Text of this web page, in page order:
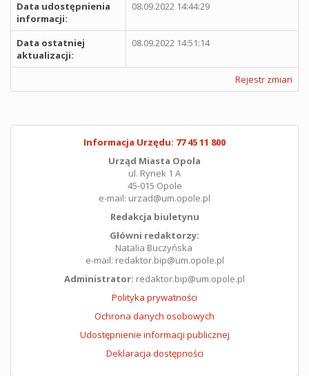
Data udostępnienia
informacji:
08.09.2022 14:44:29
Data ostatniej
aktualizacji:
08.09.2022 14:51:14
Rejestr zmian
Informacja Urzędu: 77 45 11 800
Urząd Miasta Opola
ul. Rynek 1 A
45-015 Opole
e-mail: urzad@um.opole.pl
Redakcja biuletynu
Główni redaktorzy:
Natalia Buczyńska
e-mail: redaktor.bip@um.opole.pl
Administrator: redaktor.bip@um.opole.pl
Polityka prywatności
Ochrona danych osobowych
Udostępnienie informacji publicznej
Deklaracja dostępności